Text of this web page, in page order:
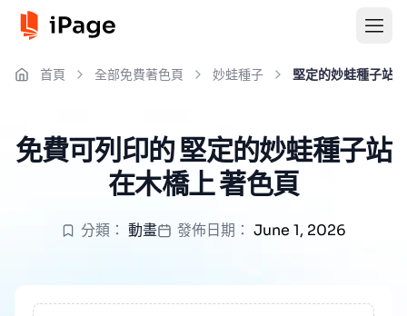
首頁 全部免費著色頁 妙蛙種子 堅定的妙蛙種子站
免費可列印的 堅定的妙蛙種子站
在木橋上 著色頁
分類： 動畫 發佈日期： June 1, 2026